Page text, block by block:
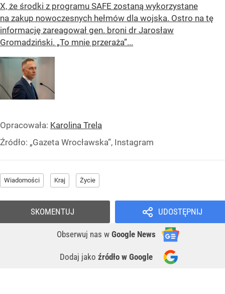
X, że środki z programu SAFE zostaną wykorzystane
na zakup nowoczesnych hełmów dla wojska. Ostro na tę
informację zareagował gen. broni dr Jarosław
Gromadziński. „To mnie przeraża”...
Opracowała: Karolina Trela
Źródło: „Gazeta Wrocławska”, Instagram
Wiadomości Kraj Życie
UDOSTĘPNIJ
Obserwuj nas w Google News
Dodaj jako źródło w Google
SKOMENTUJ